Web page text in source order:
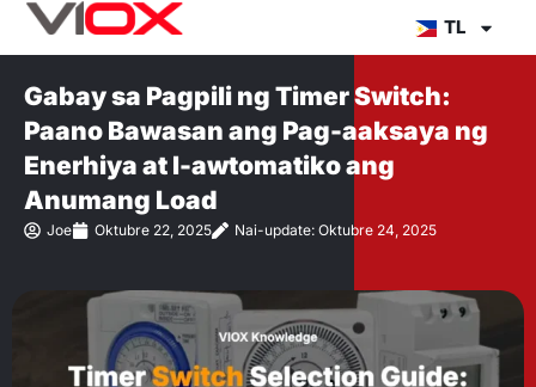
Lumaktaw
TL
Gabay sa Pagpili ng Timer Switch:
Paano Bawasan ang Pag-aaksaya ng
Enerhiya at I-awtomatiko ang
Anumang Load
Joe Oktubre 22, 2025 Nai-update: Oktubre 24, 2025